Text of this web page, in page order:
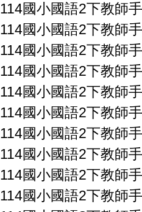
114國小國語2下教師
114國小國語2下教師
114國小國語2下教師
114國小國語2下教師
114國小國語2下教師
114國小國語2下教師
114國小國語2下教師
114國小國語2下教師
114國小國語2下教師
114國小國語2下教師